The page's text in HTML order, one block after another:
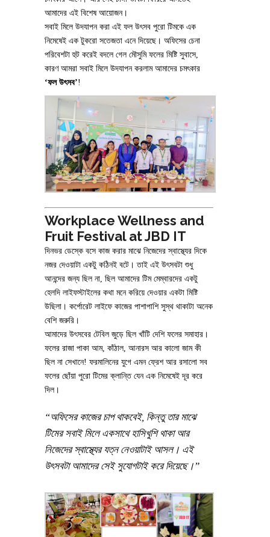
আমাদের এই বিশেষ আয়োজন।
সবাই মিলে উদযাপন করা এই ফল উৎসব পুরো টিমকে এক
নিমেষেই এক টুকরো সতেজতা এনে দিয়েছে। অফিসের চেনা
পরিবেশটা হুট করেই বদলে গেল মৌসুমি ফলের মিষ্টি সুবাসে,
কারণ আমরা সবাই মিলে উদযাপন করলাম আমাদের চমৎকার
‘ফল উৎসব’!
Workplace Wellness and
Fruit Festival at JBD IT
দিনভর ডেস্কে বসে কাজ করার মাঝে নিজেদের স্বাস্থ্যের দিকে
নজর দেওয়াটা একটু কঠিনই বটে। তাই এই উৎসবটা শুধু
আনন্দের জন্য ছিল না, ছিল আমাদের টিম মেম্বারদের একটু
হেলদি লাইফস্টাইলের কথা মনে করিয়ে দেওয়ার একটা মিষ্টি
উছিলা। কর্পোরেট লাইফে কাজের পাশাপাশি সুস্থ থাকাটা অনেক
বেশি জরুরি।
আমাদের উৎসবের টেবিল জুড়ে ছিল খাঁটি দেশি ফলের সমাহার।
ফলের রাজা পাকা আম, কাঁঠাল, আনারস আর কালো জাম কী
ছিল না সেখানে! ফরমালিনের যুগে এমন ফ্রেশ আর রসালো সব
ফলের ছোঁয়া পুরো টিমের ক্লান্তি যেন এক নিমেষেই দূর করে
দিল।
“অফিসের কাজের চাপ থাকবেই, কিন্তু তার মাঝে
টিমের সবাই মিলে একসাথে হাসিখুশি থাকা আর
নিজেদের স্বাস্থ্যের যত্ন নেওয়াটাই আসল। এই
উৎসবটা আমাদের সেই সুযোগটাই করে দিয়েছে।”